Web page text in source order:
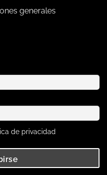
generales
de privacidad